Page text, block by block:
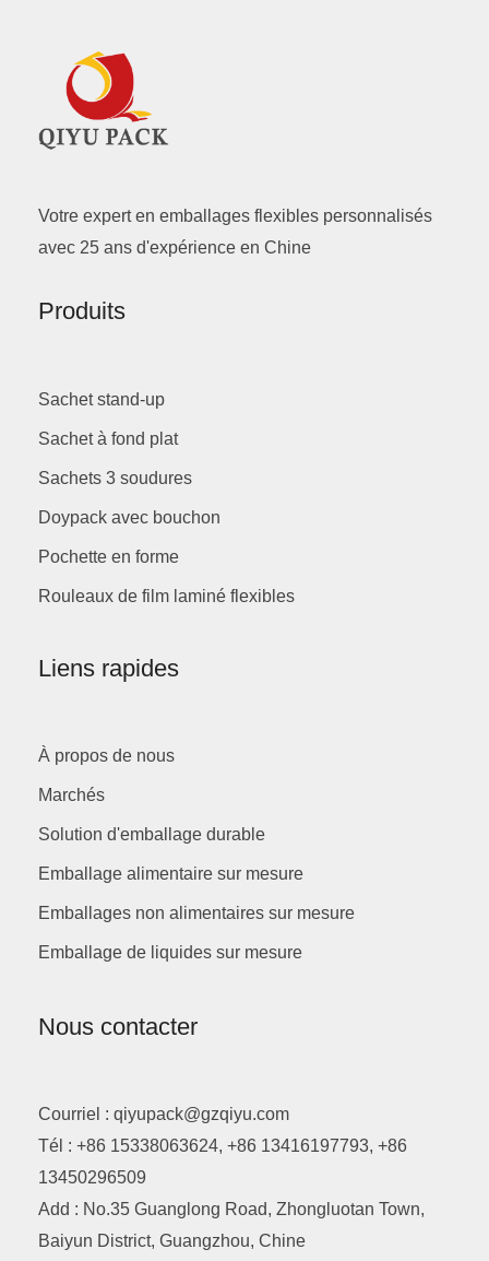
Votre expert en emballages flexibles personnalisés
avec 25 ans d'expérience en Chine
Produits
Sachet stand-up
Sachet à fond plat
Sachets 3 soudures
Doypack avec bouchon
Pochette en forme
Rouleaux de film laminé flexibles
Liens rapides
À propos de nous
Marchés
Solution d'emballage durable
Emballage alimentaire sur mesure
Emballages non alimentaires sur mesure
Emballage de liquides sur mesure
Nous contacter
Courriel : qiyupack@gzqiyu.com
Tél : +86 15338063624, +86 13416197793, +86
13450296509
Add : No.35 Guanglong Road, Zhongluotan Town,
Baiyun District, Guangzhou, Chine